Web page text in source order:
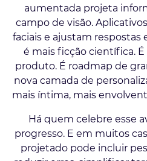
aumentada projeta
campo de visão.
faciais e ajustam respostas
é mais ficção científica.
produto. É roadmap de
nova camada de
mais íntima, mais
Há quem celebre esse
progresso. E em muitos
projetado pode incluir